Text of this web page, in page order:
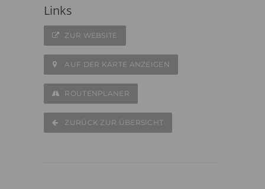
Links
ZUR WEBSITE
AUF DER KARTE ANZEIGEN
ROUTENPLANER
ZURÜCK ZUR ÜBERSICHT